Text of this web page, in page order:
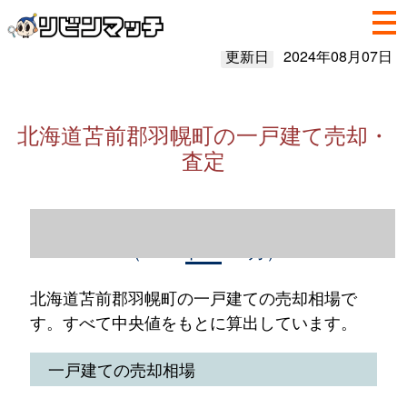
更新日 2024年08月07日
北海道苫前郡羽幌町の一戸建て売却・
査定
北海道苫前郡羽幌町の一戸建ての売却相場で
す。すべて中央値をもとに算出しています。
一戸建ての売却相場